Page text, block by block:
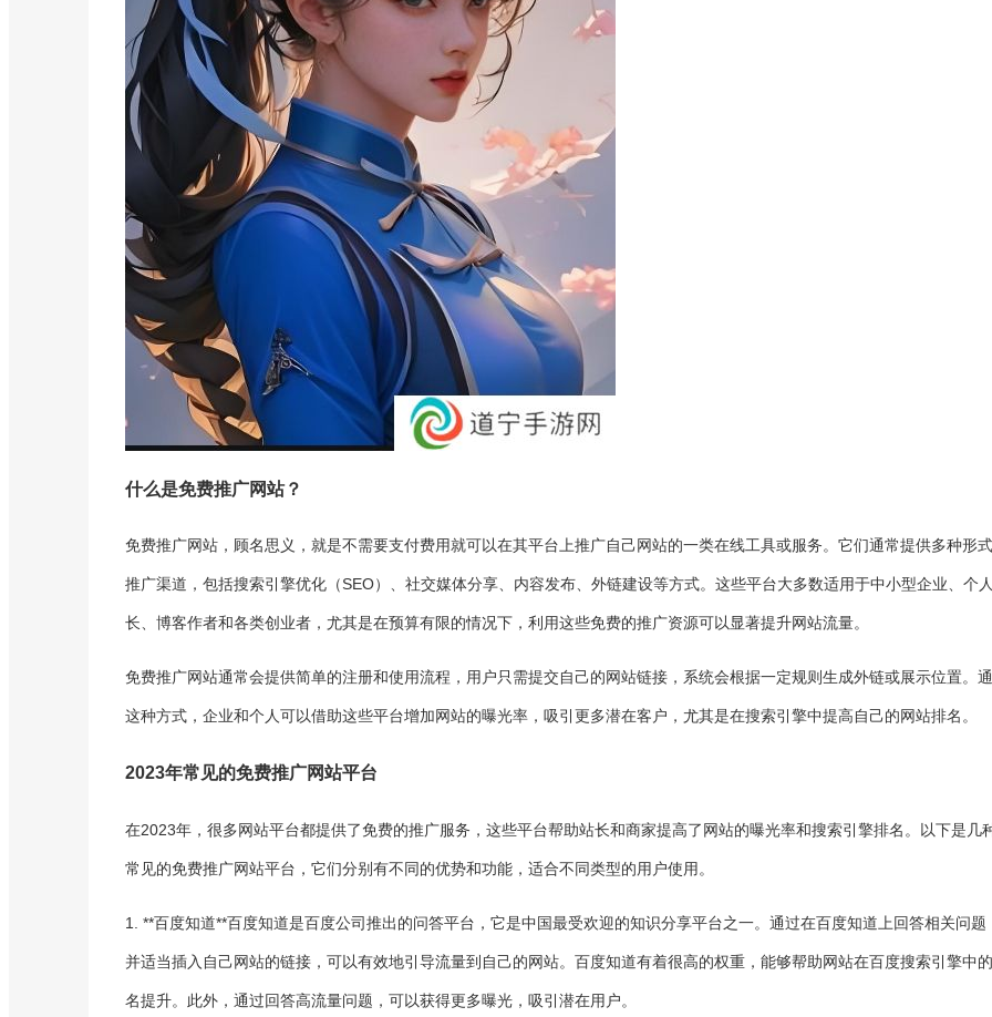
什么是免费推广网站？
免费推广网站，顾名思义，就是不需要支付费用就可以在其平台上推广自己网站的一类在线工具或服务。它们通常提供多种形
推广渠道，包括搜索引擎优化（SEO）、社交媒体分享、内容发布、外链建设等方式。这些平台大多数适用于中小型企业、个
长、博客作者和各类创业者，尤其是在预算有限的情况下，利用这些免费的推广资源可以显著提升网站流量。
免费推广网站通常会提供简单的注册和使用流程，用户只需提交自己的网站链接，系统会根据一定规则生成外链或展示位置。
这种方式，企业和个人可以借助这些平台增加网站的曝光率，吸引更多潜在客户，尤其是在搜索引擎中提高自己的网站排名。
2023年常见的免费推广网站平台
在2023年，很多网站平台都提供了免费的推广服务，这些平台帮助站长和商家提高了网站的曝光率和搜索引擎排名。以下是几
常见的免费推广网站平台，它们分别有不同的优势和功能，适合不同类型的用户使用。
1. **百度知道**百度知道是百度公司推出的问答平台，它是中国最受欢迎的知识分享平台之一。通过在百度知道上回答相关问题
并适当插入自己网站的链接，可以有效地引导流量到自己的网站。百度知道有着很高的权重，能够帮助网站在百度搜索引擎中
名提升。此外，通过回答高流量问题，可以获得更多曝光，吸引潜在用户。